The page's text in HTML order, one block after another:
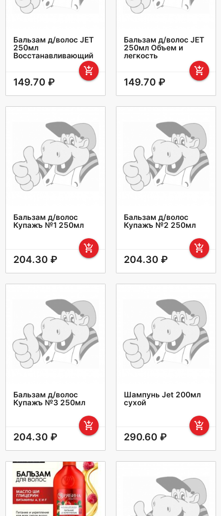
Бальзам д/волос JET
250мл
Восстанавливающий
add_shopping_cart
149.70 ₽
Бальзам д/волос JET
250мл Объем и
легкость
add_shopping_cart
149.70 ₽
Бальзам д/волос
Купажъ №1 250мл
add_shopping_cart
204.30 ₽
Бальзам д/волос
Купажъ №2 250мл
add_shopping_cart
204.30 ₽
Бальзам д/волос
Купажъ №3 250мл
add_shopping_cart
204.30 ₽
Шампунь Jet 200мл
сухой
add_shopping_cart
290.60 ₽